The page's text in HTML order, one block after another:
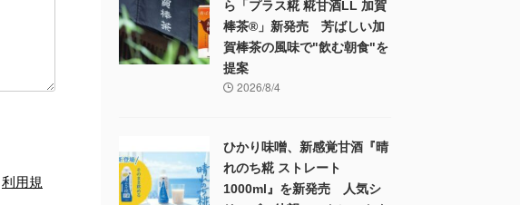
利用規
ら「プラス糀 糀甘酒LL 加賀
棒茶®」新発売 芳ばしい加
賀棒茶の風味で"飲む朝食"を
提案
2026/8/4
ひかり味噌、新感覚甘酒『晴
れのち糀 ストレート
1000ml』を新発売 人気シ